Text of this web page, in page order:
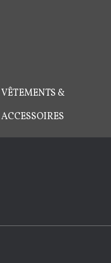
VÊTEMENTS &
ACCESSOIRES